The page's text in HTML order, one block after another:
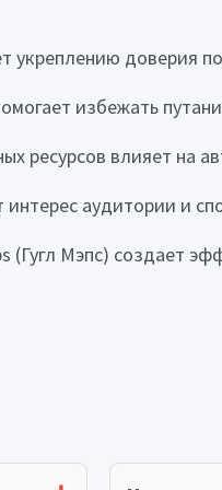
доверия
избежать
ресурсов влияет на
аудитории и
Мэпс) создает